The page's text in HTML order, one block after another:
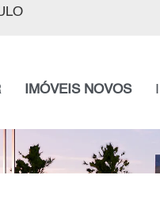
IMÓVEIS NOVOS